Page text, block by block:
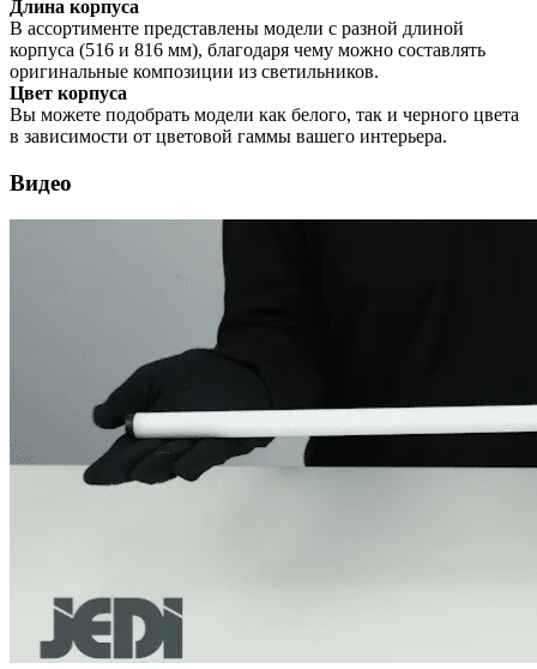
Длина корпуса
В ассортименте представлены модели с разной длиной
корпуса (516 и 816 мм), благодаря чему можно составлять
оригинальные композиции из светильников.
Цвет корпуса
Вы можете подобрать модели как белого, так и черного цвета
в зависимости от цветовой гаммы вашего интерьера.
Видео